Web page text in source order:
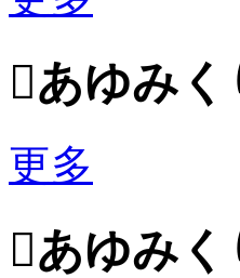
あゆみ
更多
あゆみ